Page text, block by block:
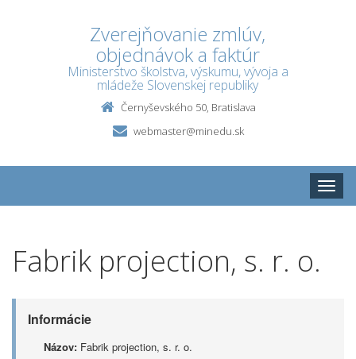
Zverejňovanie zmlúv,
objednávok a faktúr
Ministerstvo školstva, výskumu, vývoja a
mládeže Slovenskej republiky
Černyševského 50, Bratislava
webmaster@minedu.sk
Toggle
Fabrik projection, s. r. o.
Informácie
Názov: Fabrik projection, s. r. o.